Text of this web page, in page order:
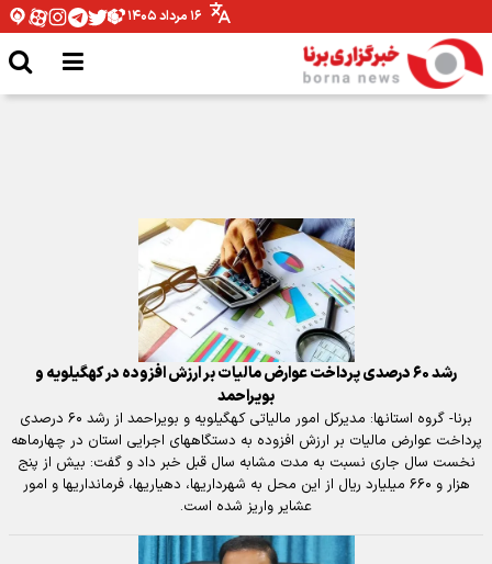
۱۶ مرداد ۱۴۰۵
رشد ۶۰ درصدی پرداخت عوارض مالیات بر ارزش افزوده در کهگیلویه و
بویراحمد
برنا- گروه استانها: مدیرکل امور مالیاتی کهگیلویه و بویراحمد از رشد ۶۰ درصدی
پرداخت عوارض مالیات بر ارزش افزوده به دستگاههای اجرایی استان در چهارماهه
نخست سال جاری نسبت به مدت مشابه سال قبل خبر داد و گفت: بیش از پنج
هزار و ۶۶۰ میلیارد ریال از این محل به شهرداریها، دهیاریها، فرمانداریها و امور
عشایر واریز شده است.